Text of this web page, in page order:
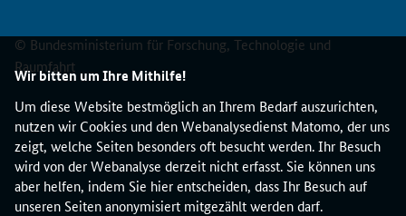
Wir bitten um Ihre Mithilfe!
Um diese Website bestmöglich an Ihrem Bedarf auszurichten,
nutzen wir Cookies und den Webanalysedienst Matomo, der uns
zeigt, welche Seiten besonders oft besucht werden. Ihr Besuch
wird von der Webanalyse derzeit nicht erfasst. Sie können uns
aber helfen, indem Sie hier entscheiden, dass Ihr Besuch auf
unseren Seiten anonymisiert mitgezählt werden darf.
"
R
P
K
o
m
p
a
k
© Bundesministerium für Forschung, Technologie und
Raumfahrt